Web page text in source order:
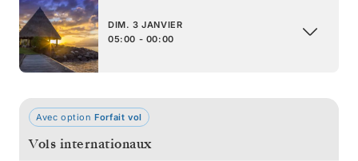
DIM. 3 JANVIER
05:00 - 00:00
Avec option Forfait vol
Vols internationaux